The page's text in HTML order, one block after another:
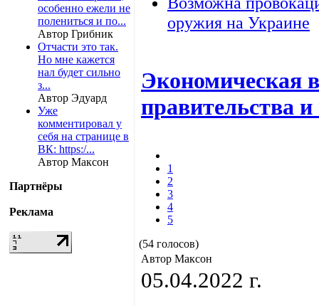
особенно ежели не
полениться и по...
Автор Грибник
Отчасти это так.
Но мне кажется
нал будет сильно
з...
Автор Эдуард
Уже
комментировал у
себя на странице в
ВК: https:/...
Автор Максон
Партнёры
Реклама
оружия на Украине
Экономическая
правительства
1
2
3
4
5
(54 голосов)
Автор Максон
05.04.2022 г.